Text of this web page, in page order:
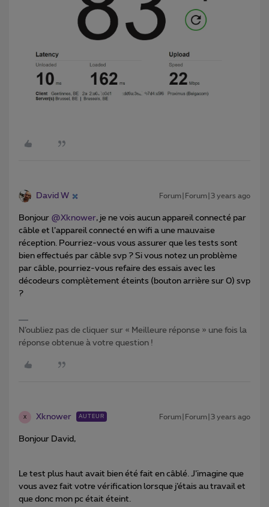
David W Forum|Forum|3 years ago
Bonjour @Xknower, je ne vois aucun appareil connecté par
câble et l’appareil connecté en wifi a une mauvaise
réception. Pourriez-vous vous assurer que les tests sont
bien effectués par câble svp ? Si vous notez un problème
par câble, pourriez-vous refaire des essais avec les
décodeurs complètement éteints (bouton arrière sur 0) svp
?
N’oubliez pas de cliquer sur « Meilleure réponse » une fois la
réponse obtenue à votre question !
X Xknower AUTEUR Forum|Forum|3 years ago
Bonjour David,
Le test plus haut avait bien été fait en câblé. J’imagine que
vous avez fait votre vérification lorsque j’étais au travail et
que donc mon pc était éteint.